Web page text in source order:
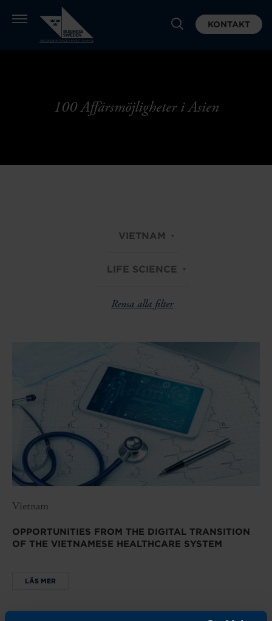
KONTAKT
100 Affärsmöjligheter i Asien
VIETNAM
LIFE SCIENCE
Rensa alla filter
Vietnam
OPPORTUNITIES FROM THE DIGITAL TRANSITION
OF THE VIETNAMESE HEALTHCARE SYSTEM
LÄS MER